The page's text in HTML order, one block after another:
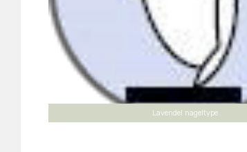
Lavendel nageltype